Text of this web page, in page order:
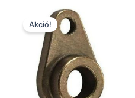
Akció!